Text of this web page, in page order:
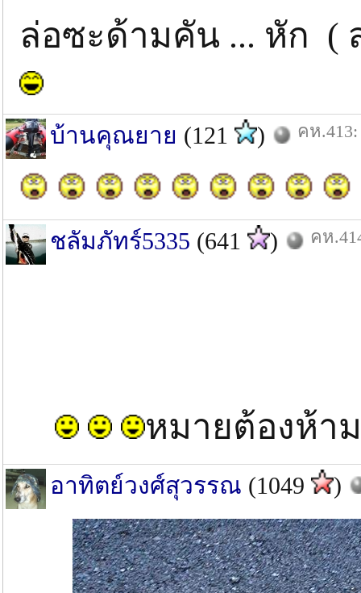
ล่อซะด้ามคัน ... หัก (
บ้านคุณยาย (121 ) คห
ชลัมภัทร์5335 (641 ) คห
หมายต้องห้า
อาทิตย์วงศ์สุวรรณ (1049 )